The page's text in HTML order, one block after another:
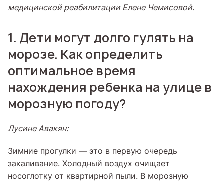
медицинской реабилитации Елене Чемисовой.
1. Дети могут долго гулять на
морозе. Как определить
оптимальное время
нахождения ребенка на улице в
морозную погоду?
Лусине Авакян:
Зимние прогулки — это в первую очередь
закаливание. Холодный воздух очищает
носоглотку от квартирной пыли. В морозную